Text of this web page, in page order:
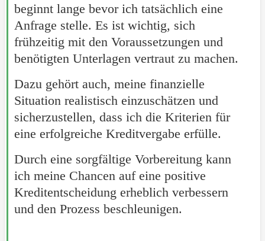
beginnt lange bevor ich tatsächlich eine
Anfrage stelle. Es ist wichtig, sich
frühzeitig mit den Voraussetzungen und
benötigten Unterlagen vertraut zu machen.
Dazu gehört auch, meine finanzielle
Situation realistisch einzuschätzen und
sicherzustellen, dass ich die Kriterien für
eine erfolgreiche Kreditvergabe erfülle.
Durch eine sorgfältige Vorbereitung kann
ich meine Chancen auf eine positive
Kreditentscheidung erheblich verbessern
und den Prozess beschleunigen.